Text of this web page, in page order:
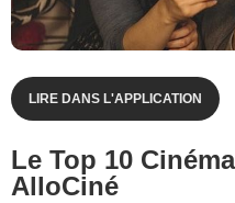
LIRE DANS L'APPLICATION
Le Top 10
AlloCiné